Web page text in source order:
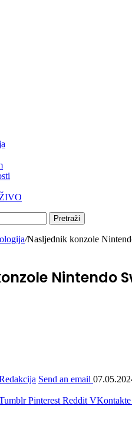
Pretraži
/Nasljednik konzole
Nintendo
Send an email
Pinterest Reddit VKontakte